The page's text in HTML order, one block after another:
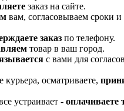
заказ на сайте.
вам, согласовываем сроки и
заказ по телефону.
товар в ваш город.
с вами для
курьера, осматриваете,
устраивает - оплачиваете